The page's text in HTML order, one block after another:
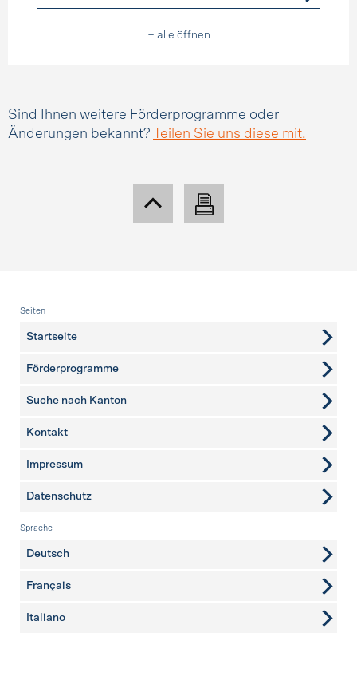
+ alle öffnen
Sind Ihnen weitere Förderprogramme oder
Änderungen bekannt?
Teilen Sie uns diese mit.
Fusszeile
Seiten
Startseite
Förderprogramme
Suche nach Kanton
weitere Seiten
Kontakt
Impressum
Datenschutz
Sprache
Deutsch
Français
Italiano